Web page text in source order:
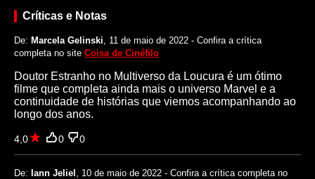
Críticas e Notas
De: Marcela Gelinski , 11 de maio de 2022 - Confira a crítica
completa no site Coisa de Cinéfilo
Doutor Estranho no Multiverso da Loucura é um ótimo
filme que completa ainda mais o universo Marvel e a
continuidade de histórias que viemos acompanhando ao
longo dos anos.
4,0 0 0
De: Iann Jeliel , 10 de maio de 2022 - Confira a crítica completa no